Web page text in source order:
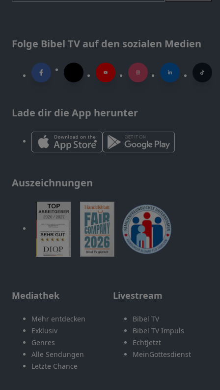
Folge Bibel TV auf den sozialen Medien
Lade dir die App herunter
Auszeichnungen
Mediathek
Mehr entdecken
Exklusiv
Genres
Alle Sendungen
Letzte Chance
Livestream
Bibel TV
Bibel TV Impuls
EchtJetzt
MeinGottesdienst